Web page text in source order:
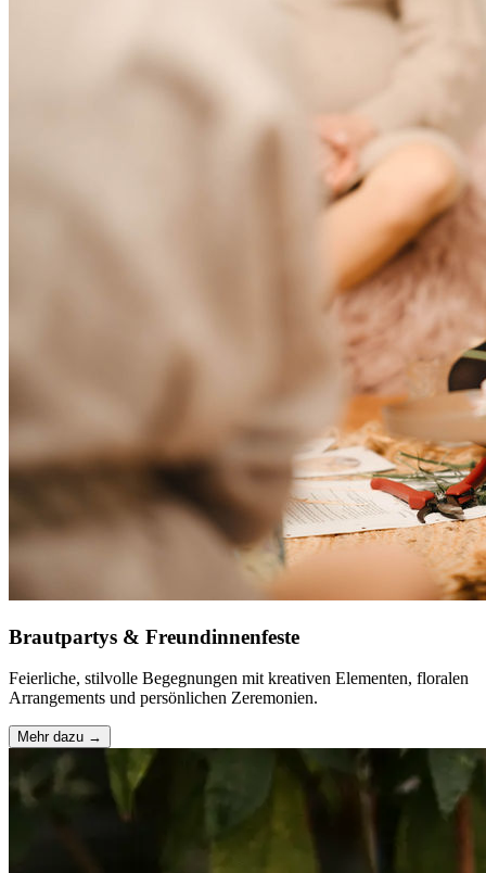
Brautpartys & Freundinnenfeste
Feierliche, stilvolle Begegnungen mit kreativen Elementen, floralen
Arrangements und persönlichen Zeremonien.
Mehr dazu →